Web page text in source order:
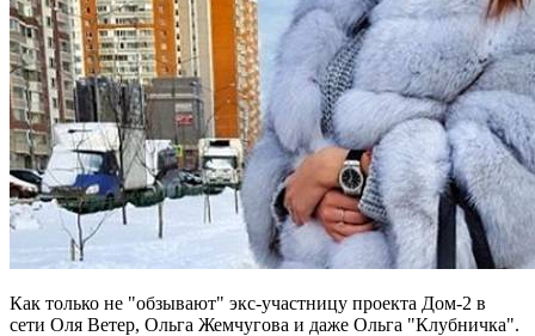
Как только не "обзывают" экс-участницу проекта Дом-2 в
сети Оля Ветер, Ольга Жемчугова и даже Ольга "Клубничка".